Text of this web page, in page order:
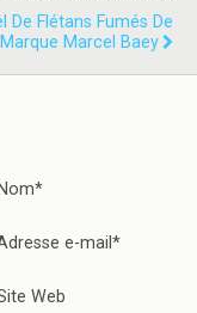
De Flétans Fumés De
Marque Marcel Baey
Nom*
e-mail*
Web